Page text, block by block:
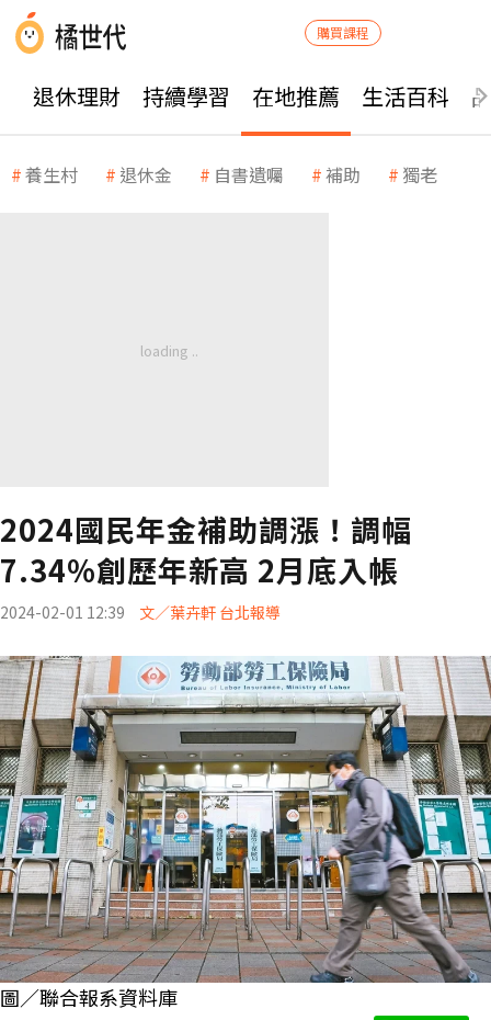
購買課程
退休理財 持續學習 在地推薦 生活百科
養生村 退休金 自書遺囑 補助 獨老
2024國民年金補助調漲！調幅
7.34%創歷年新高 2月底入帳
2024-02-01 12:39 文／葉卉軒 台北報導
圖／聯合報系資料庫